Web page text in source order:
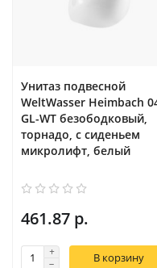
Унитаз подвесной
WeltWasser Heimbach
GL-WT безободковый,
торнадо, с сиденьем
микролифт, белый
461.87 р.
В корзину